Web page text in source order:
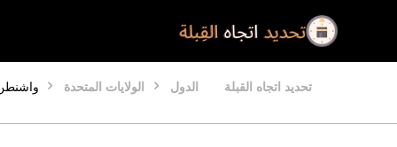
تحديد اتجاه القبلة الدول الولايات المتحدة